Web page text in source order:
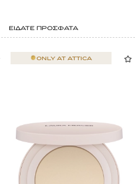
ΕΙΔΑΤΕ ΠΡΟΣΦΑΤΑ
ONLY AT ATTICA